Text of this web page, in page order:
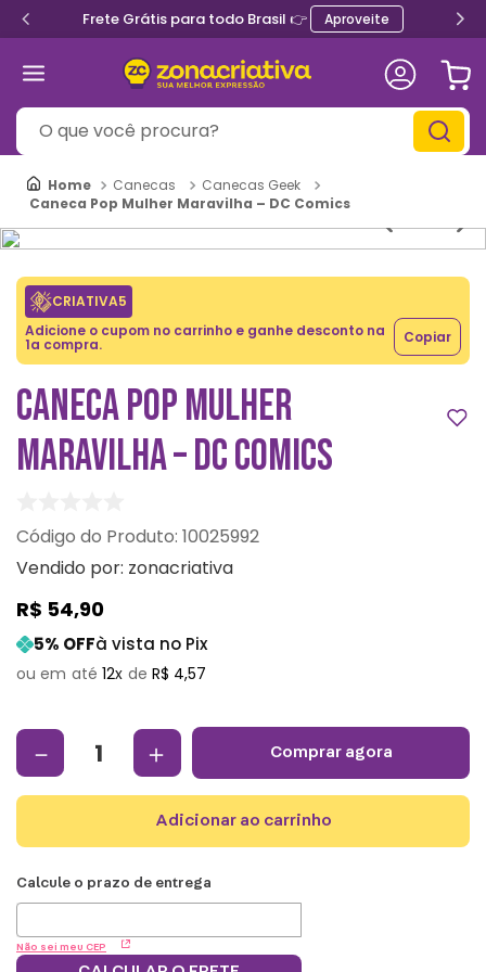
Frete Grátis para todo Brasil 👉 Aproveite
O que você procura?
Canecas
Canecas Geek
Caneca Pop Mulher Maravilha – DC Comics
CRIATIVA5
Adicione o cupom no carrinho e ganhe desconto na
1a compra. Copiar
CANECA POP MULHER
MARAVILHA – DC COMICS
: 10025992
Vendido por: zonacriativa
R$ 54,90
5% OFFà vista no Pix
12 R$ 4,57
＋
－ comprar agora
adicionar ao carrinho
Não sei meu CEP